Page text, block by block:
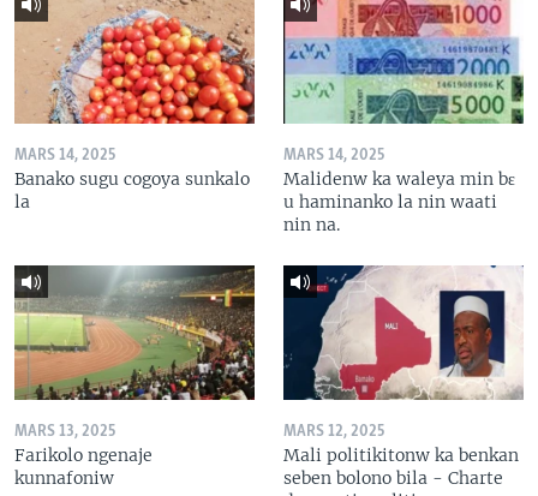
MARS 14, 2025
Banako sugu cogoya sunkalo
la
MARS 14, 2025
Malidenw ka waleya min bɛ
u haminanko la nin waati
nin na.
MARS 13, 2025
Farikolo ngenaje
kunnafoniw
MARS 12, 2025
Mali politikitonw ka benkan
seben bolono bila - Charte